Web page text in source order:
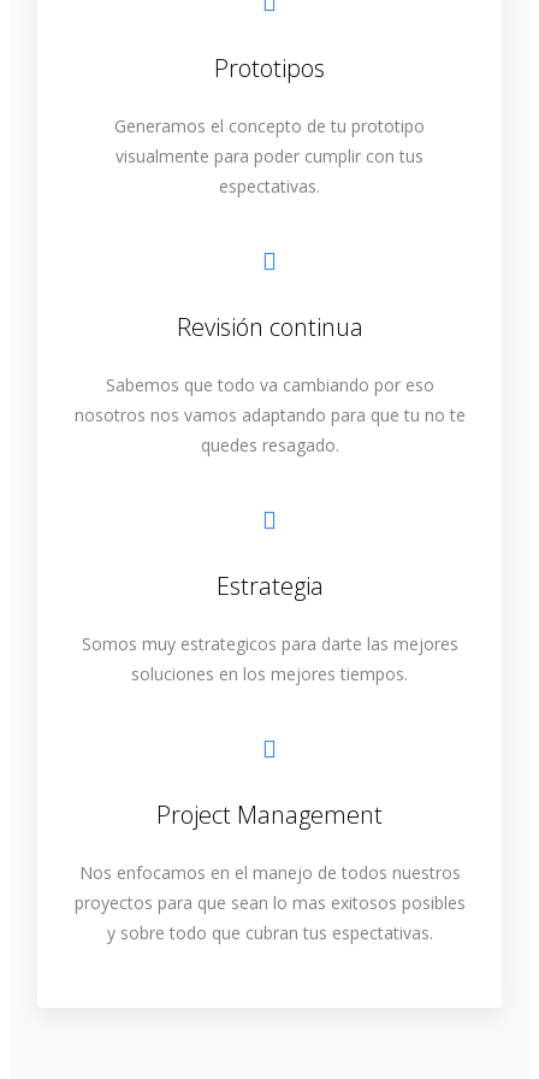
Prototipos
Generamos el concepto de tu prototipo
visualmente para poder cumplir con tus
espectativas.
Revisión continua
Sabemos que todo va cambiando por eso
nosotros nos vamos adaptando para que tu no te
quedes resagado.
Estrategia
Somos muy estrategicos para darte las mejores
soluciones en los mejores tiempos.
Project Management
Nos enfocamos en el manejo de todos nuestros
proyectos para que sean lo mas exitosos posibles
y sobre todo que cubran tus espectativas.